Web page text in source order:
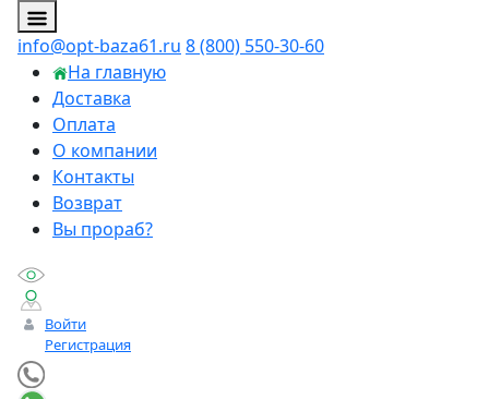
info@opt-baza61.ru 8 (800) 550-30-60
На главную
Доставка
Оплата
О компании
Контакты
Возврат
Вы прораб?
Войти
Регистрация